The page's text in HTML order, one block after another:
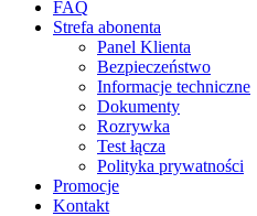
FAQ
Strefa abonenta
Panel Klienta
Bezpieczeństwo
Informacje techniczne
Dokumenty
Rozrywka
Test łącza
Polityka prywatności
Promocje
Kontakt